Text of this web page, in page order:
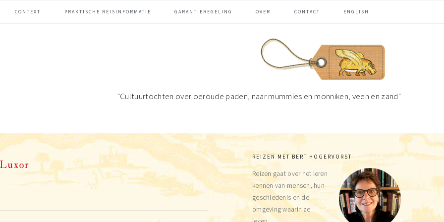
CONTEXT PRAKTISCHE REISINFORMATIE GARANTIEREGELING OVER CONTACT ENGLISH
"Cultuurtochten over oeroude paden, naar mummies en monniken, veen en zand"
Luxor
Primaire
Sidebar
REIZEN MET BERT HOGERVORST
Reizen gaat over het leren
kennen van mensen, hun
geschiedenis en de
omgeving waarin ze